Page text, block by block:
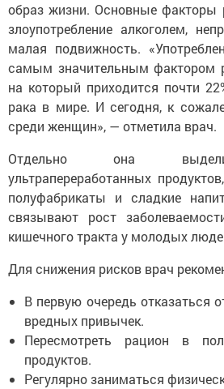
образ жизни. Основные факторы
злоупотребление алкоголем,
малая подвижность.
самым значительным фактором
на который приходится почти
рака в мире. И сегодня, к
среди женщин», — отметила врач.
Отдельно она
ультрапереработанных
полуфабрикаты и сладкие
связывают рост
кишечного тракта у молодых
Для снижения рисков врач
В первую очередь отказаться
вредных привычек.
Пересмотреть рацион в
продуктов.
Регулярно заниматься